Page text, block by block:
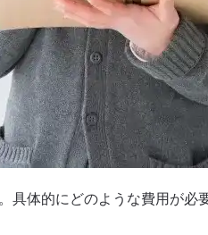
体的にどのような費用が必